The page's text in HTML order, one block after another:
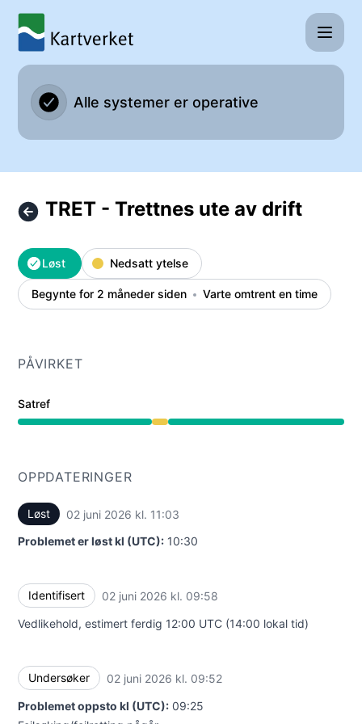
Kartverket - TRET - Trettnes ute av drift –
Alle systemer er operative
TRET - Trettnes ute av drift
Løst Nedsatt ytelse
Begynte for 2 måneder siden Varte omtrent en time
PÅVIRKET
Satref
Nedsatt ytelse fra 9:52 AM til 11:03 AM
OPPDATERINGER
Løst 02 juni 2026 kl. 11:03
Problemet er løst kl (UTC): 10:30
Identifisert 02 juni 2026 kl. 09:58
Vedlikehold, estimert ferdig 12:00 UTC (14:00 lokal tid)
Undersøker 02 juni 2026 kl. 09:52
Problemet oppsto kl (UTC): 09:25